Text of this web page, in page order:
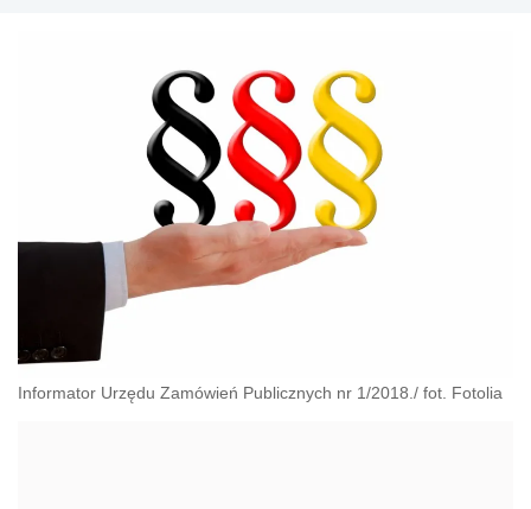
Informator Urzędu Zamówień Publicznych nr 1/2018./ fot. Fotolia